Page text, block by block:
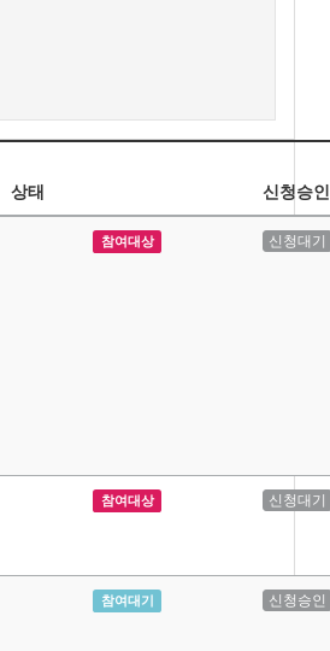
상태 신청승인
참여대상 신청대기
참여대상 신청대기
참여대기 신청승인